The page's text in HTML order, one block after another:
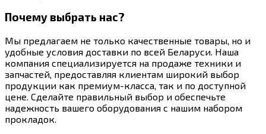
Почему выбрать нас?
Мы предлагаем не только качественные товары, но и
удобные условия доставки по всей Беларуси. Наша
компания специализируется на продаже техники и
запчастей, предоставляя клиентам широкий выбор
продукции как премиум-класса, так и по доступной
цене. Сделайте правильный выбор и обеспечьте
надежность вашего оборудования с нашим набором
прокладок.